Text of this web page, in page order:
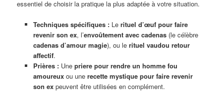
essentiel de choisir la pratique la plus adaptée à votre situation.
Techniques spécifiques :Le rituel d’œuf pour faire
revenir son ex, l’envoûtement avec cadenas(le célèbre
cadenas d’amour magie), ou le rituel vaudou retour
affectif.
Prières :Une priere pour rendre un homme fou
amoureuxou une recette mystique pour faire revenir
son expeuvent être utilisées en complément.